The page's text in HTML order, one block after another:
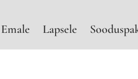
Emale Lapsele